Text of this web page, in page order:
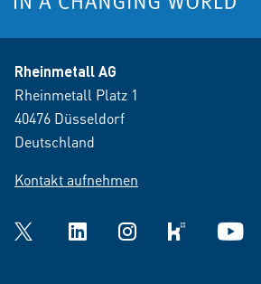
Rheinmetall AG
Rheinmetall Platz 1
40476 Düsseldorf
Deutschland
Kontakt aufnehmen
Twitter LinkedInInstagramkununu YouTube